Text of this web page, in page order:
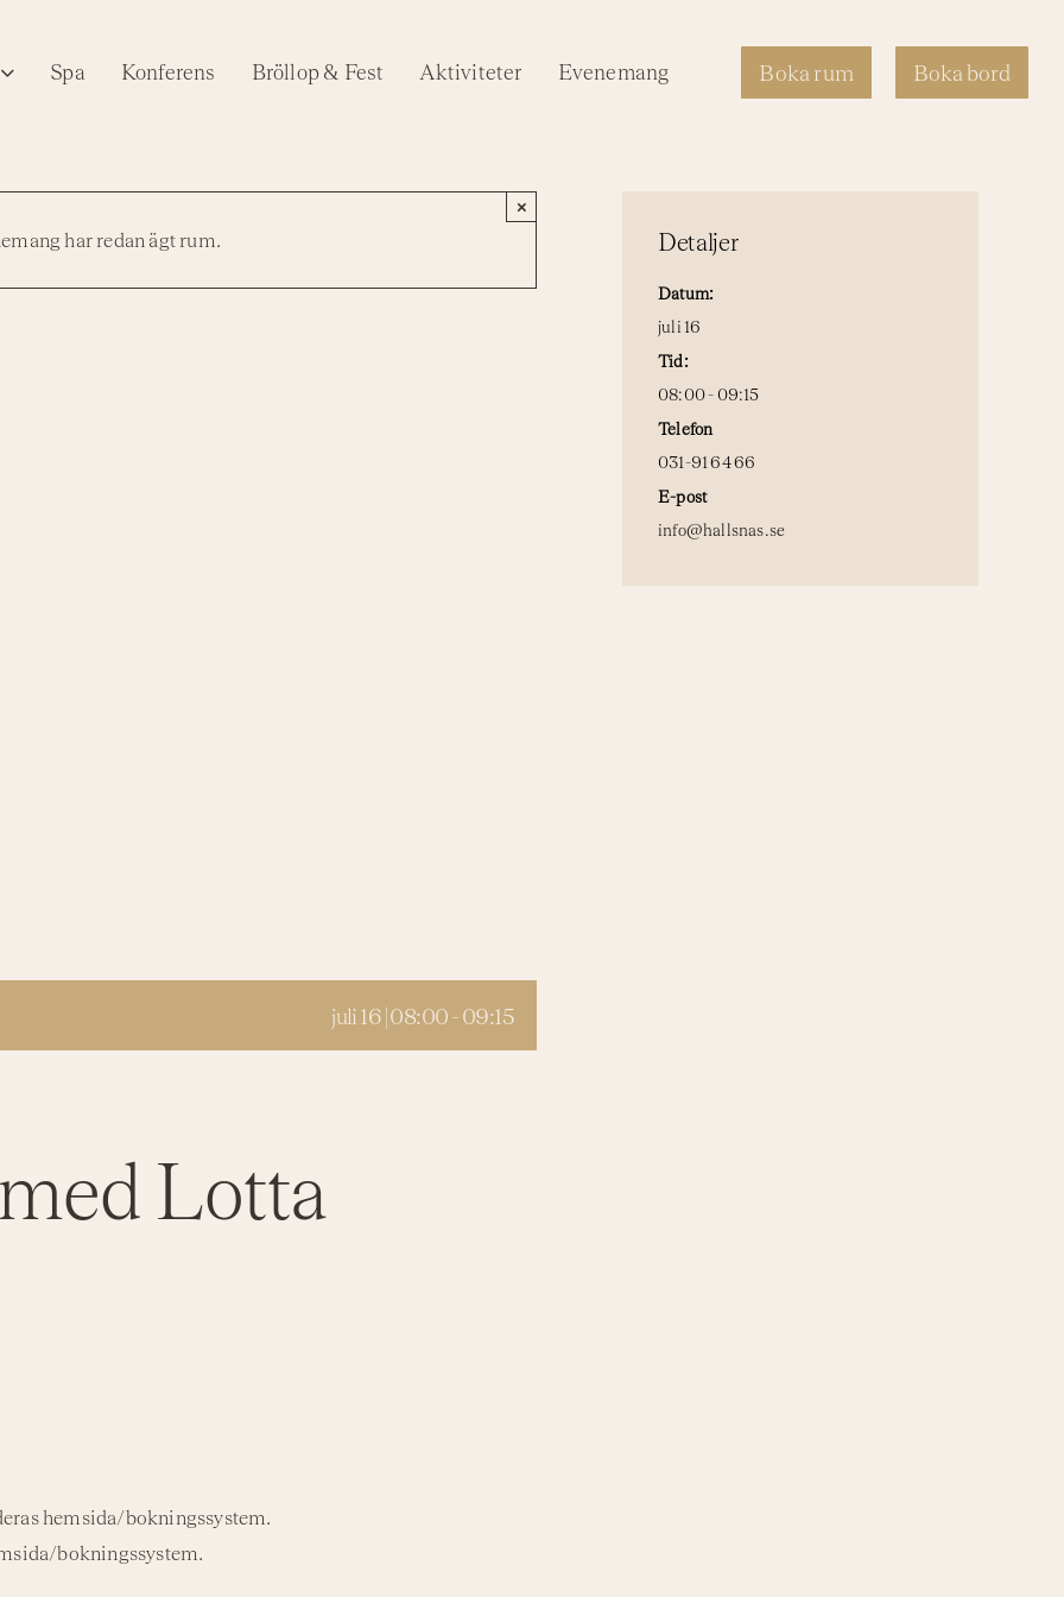
Spa Konferens Bröllop & Fest Aktiviteter Evenemang Boka rum Boka bord
har redan ägt rum.
×
juli 16 | 08:00-09:15
Lotta
hemsida/bokningssystem.
bokningssystem.
Detaljer
Datum:
juli 16
Tid:
08:00 - 09:15
Telefon
031-91 64 66
E-post
info@hallsnas.se